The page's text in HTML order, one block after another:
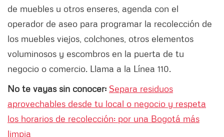
de muebles u otros enseres, agenda con el
operador de aseo para programar la recolección de
los muebles viejos, colchones, otros elementos
voluminosos y escombros en la puerta de tu
negocio o comercio. Llama a la Línea 110.
No te vayas sin conocer: Separa residuos
aprovechables desde tu local o negocio y respeta
los horarios de recolección: por una Bogotá más
limpia